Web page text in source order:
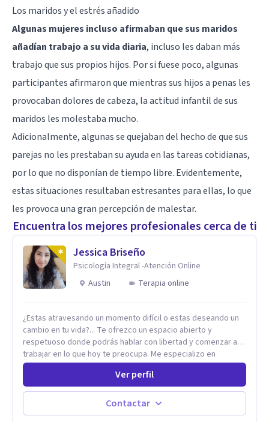
Los maridos y el estrés añadido
Algunas mujeres incluso afirmaban que sus maridos
añadían trabajo a su vida diaria, incluso les daban más
trabajo que sus propios hijos. Por si fuese poco, algunas
participantes afirmaron que mientras sus hijos a penas les
provocaban dolores de cabeza, la actitud infantil de sus
maridos les molestaba mucho.
Adicionalmente, algunas se quejaban del hecho de que sus
parejas no les prestaban su ayuda en las tareas cotidianas,
por lo que no disponían de tiempo libre. Evidentemente,
estas situaciones resultaban estresantes para ellas, lo que
les provoca una gran percepción de malestar.
Encuentra los mejores profesionales cerca de ti
Jessica Briseño
Psicología Integral -Atención Online
Austin
Terapia online
¿Estas atravesando un momento difícil o estas deseando un
cambio en tu vida?... Te ofrezco un espacio abierto y
respetuoso donde podrás hablar con libertad y comenzar a
trabajar en lo que hoy te preocupa. Me especializo en
Trastornos de Ansiedad y a lo largo de mi experiencia
profesional he acompañado a muchas Familias y Parejas con
distintas problemáticas como el manejo del estrés,
Autoestima, Gestión de la Ira, Depresión, Retos en la Crianza,
Codependencia, Celos, entre otros. Cuento con más de 12
Ver perfil
Contactar